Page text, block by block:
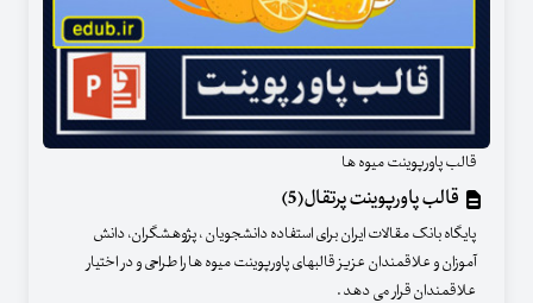
قالب پاورپوینت میوه ها
قالب پاورپوینت پرتقال(5)
پایگاه بانک مقالات ایران برای استفاده دانشجویان ، پژوهشگران، دانش
آموزان و علاقمندان عزیز قالبهای پاورپوینت میوه ها را طراحی و در اختیار
علاقمندان قرار می دهد .